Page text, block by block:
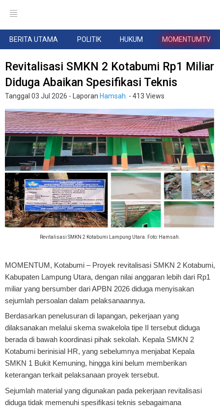
BERITA UTAMA POLITIK HUKUM MOMENTUMTV
Revitalisasi SMKN 2 Kotabumi Rp1 Miliar
Diduga Abaikan Spesifikasi Teknis
Tanggal 03 Jul 2026 - Laporan Hamsah. - 413 Views
Revitalisasi SMKN 2 Kotabumi Lampung Utara. Foto: Hamsah.
MOMENTUM, Kotabumi – Proyek revitalisasi SMKN 2 Kotabumi,
Kabupaten Lampung Utara, dengan nilai anggaran lebih dari Rp1
miliar yang bersumber dari APBN 2026 diduga menyisakan
sejumlah persoalan dalam pelaksanaannya.
Berdasarkan penelusuran di lapangan, pekerjaan yang
dilaksanakan melalui skema swakelola tipe II tersebut diduga
berada di bawah koordinasi pihak sekolah. Kepala SMKN 2
Kotabumi berinisial HR, yang sebelumnya menjabat Kepala
SMKN 1 Bukit Kemuning, hingga kini belum memberikan
keterangan terkait pelaksanaan proyek tersebut.
Sejumlah material yang digunakan pada pekerjaan revitalisasi
diduga tidak memenuhi spesifikasi teknis sebagaimana